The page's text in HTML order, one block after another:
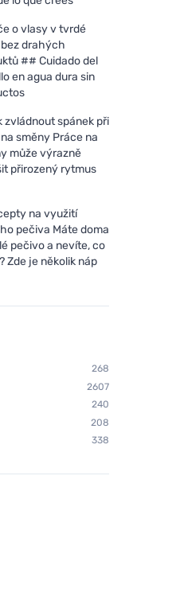
o vlasy v tvrdé
drahých
## Cuidado del
en agua dura sin
zvládnout spánek při
směny Práce na
může výrazně
přirozený rytmus
na využití
pečiva Máte doma
pečivo a nevíte, co
Zde je několik náp
268
2607
240
208
338